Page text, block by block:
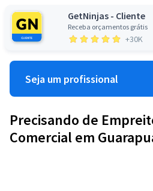
GetNinjas - Cliente
Receba orçamentos grátis
+30K
Seja um profissional
Precisando de
Comercial em